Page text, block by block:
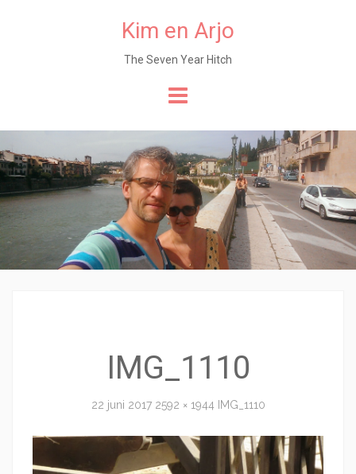
Kim en Arjo
The Seven Year Hitch
content
IMG_1110
22 juni 2017 2592 × 1944 IMG_1110